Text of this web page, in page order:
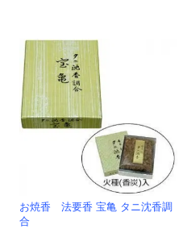
お焼香 法要香 宝亀 タニ沈香調
合